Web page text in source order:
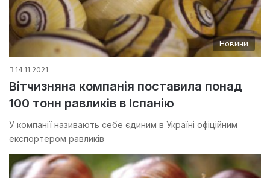
Новини
14.11.2021
Вітчизняна компанія поставила понад
100 тонн равликів в Іспанію
У компанії називають себе єдиним в Україні офіційним
експортером равликів